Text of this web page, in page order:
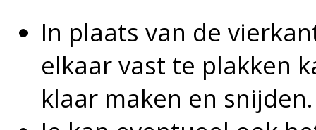
In plaats van de
elkaar vast te plakken
klaar maken en snijden.